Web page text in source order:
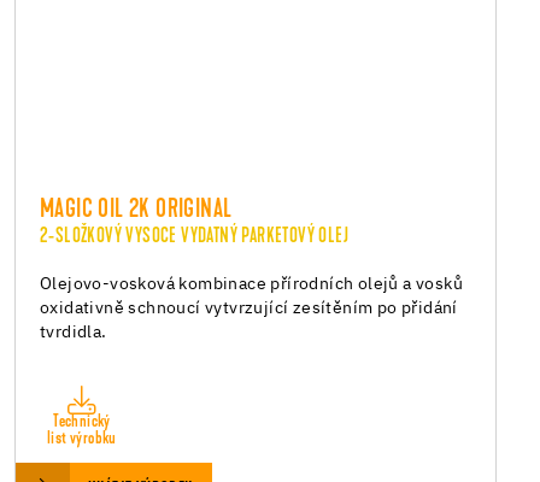
MAGIC OIL 2K ORIGINAL
2-SLOŽKOVÝ VYSOCE VYDATNÝ PARKETOVÝ OLEJ
Olejovo-vosková kombinace přírodních olejů a vosků
oxidativně schnoucí vytvrzující zesítěním po přidání
tvrdidla.
Technický
list výrobku